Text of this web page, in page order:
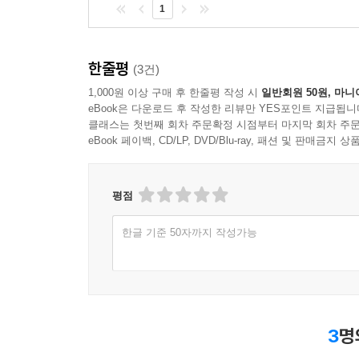
1
한줄평 (3건)
1,000원 이상 구매 후 한줄평 작성 시 일반회원 50원, 마니
eBook은 다운로드 후 작성한 리뷰만 YES포인트 지급됩니
클래스는 첫번째 회차 주문확정 시점부터 마지막 회차 주
eBook 페이백, CD/LP, DVD/Blu-ray, 패션 및 판매금지 상
평점
한글 기준 50자까지 작성가능
3